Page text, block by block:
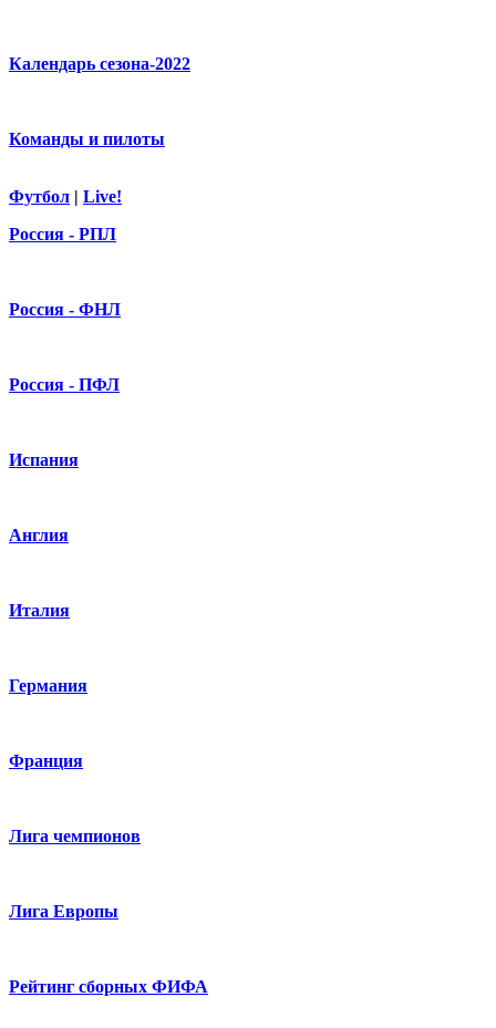
Календарь сезона-2022
Команды и пилоты
Футбол | Live!
Россия - РПЛ
Россия - ФНЛ
Россия - ПФЛ
Испания
Англия
Италия
Германия
Франция
Лига чемпионов
Лига Европы
Рейтинг сборных ФИФА